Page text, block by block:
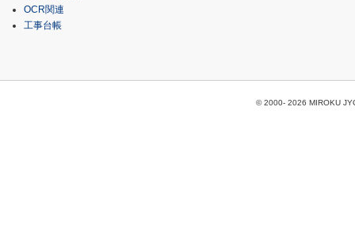
OCR関連
工事台帳
© 2000- 2026 MIROKU